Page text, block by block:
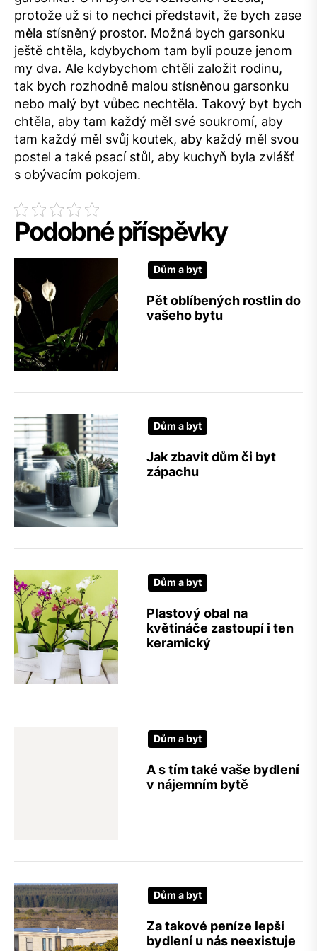
protože už si to nechci představit, že bych zase
měla stísněný prostor. Možná bych garsonku
ještě chtěla, kdybychom tam byli pouze jenom
my dva. Ale kdybychom chtěli založit rodinu,
tak bych rozhodně malou stísněnou garsonku
nebo malý byt vůbec nechtěla. Takový byt bych
chtěla, aby tam každý měl své soukromí, aby
tam každý měl svůj koutek, aby každý měl svou
postel a také psací stůl, aby kuchyň byla zvlášť
s obývacím pokojem.
Podobné příspěvky
Dům a byt
Pět oblíbených rostlin do
vašeho bytu
Dům a byt
Jak zbavit dům či byt
zápachu
Dům a byt
Plastový obal na
květináče zastoupí i ten
keramický
Dům a byt
A s tím také vaše bydlení
v nájemním bytě
Dům a byt
Za takové peníze lepší
bydlení u nás neexistuje